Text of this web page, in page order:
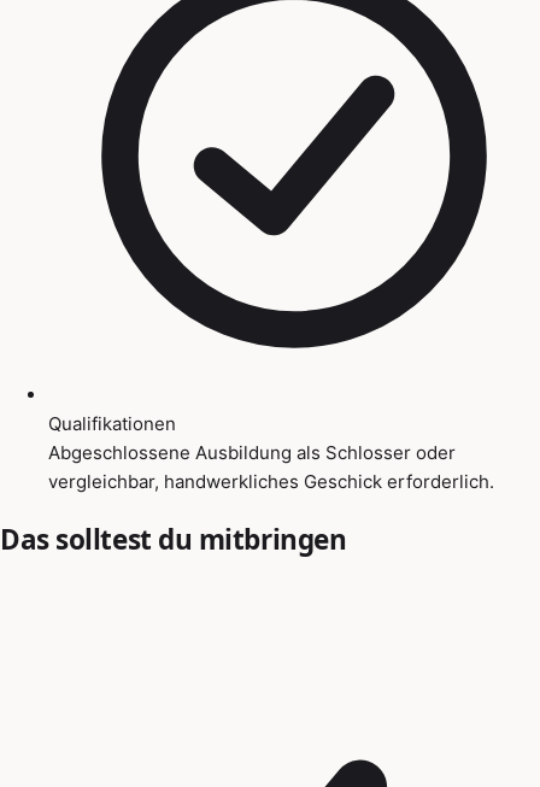
Qualifikationen
Abgeschlossene Ausbildung als Schlosser oder
vergleichbar, handwerkliches Geschick erforderlich.
Das solltest du mitbringen